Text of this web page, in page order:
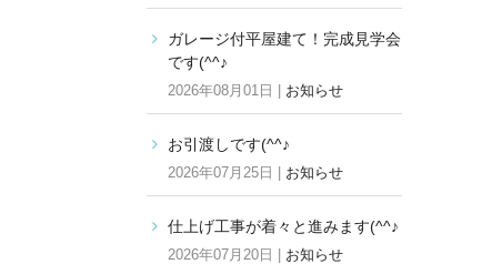
ガレージ付平屋建て！完成見学会
です(^^♪
2026年08月01日 | お知らせ
お引渡しです(^^♪
2026年07月25日 | お知らせ
仕上げ工事が着々と進みます(^^♪
2026年07月20日 | お知らせ